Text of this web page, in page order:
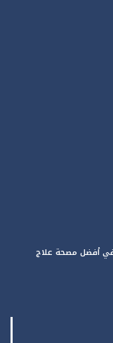
في أفضل مصحة علاج